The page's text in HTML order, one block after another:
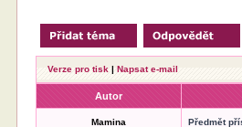
Verze pro tisk |Napsat e-mail
Autor
Mamina Předmět